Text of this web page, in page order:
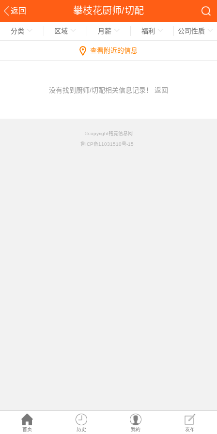
返回 攀枝花厨师/切配
首页 历史 我的 发布
分类 区域 月薪 福利 公司性质
查看附近的信息
没有找到厨师/切配相关信息记录！ 返回
©copyright铭竟信息网
鲁ICP备11031510号-15